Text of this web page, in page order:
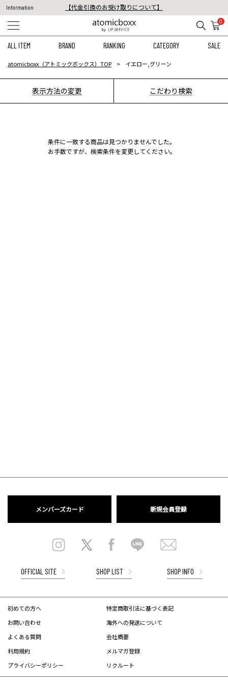
Information
【代金引換のお受け取りについて】
税込11,000円以上のご注文で送料無料！
0
ALL ITEM BRAND RANKING CATEGORY SALE
atomicboxx（アトミックボックス）TOP イエロー,グリーン
表示方法の変更 こだわり検索
条件に一致する商品は見つかりませんでした。
お手数ですが、検索条件を変更してください。
メンバーズカード 新規会員登録
OFFICIAL SITE SHOP LIST SHOP INFO
初めての方へ
お問い合わせ
よくある質問
利用規約
プライバシーポリシー
特定商取引法に基づく表記
海外への発送について
会社概要
メルマガ登録
リクルート